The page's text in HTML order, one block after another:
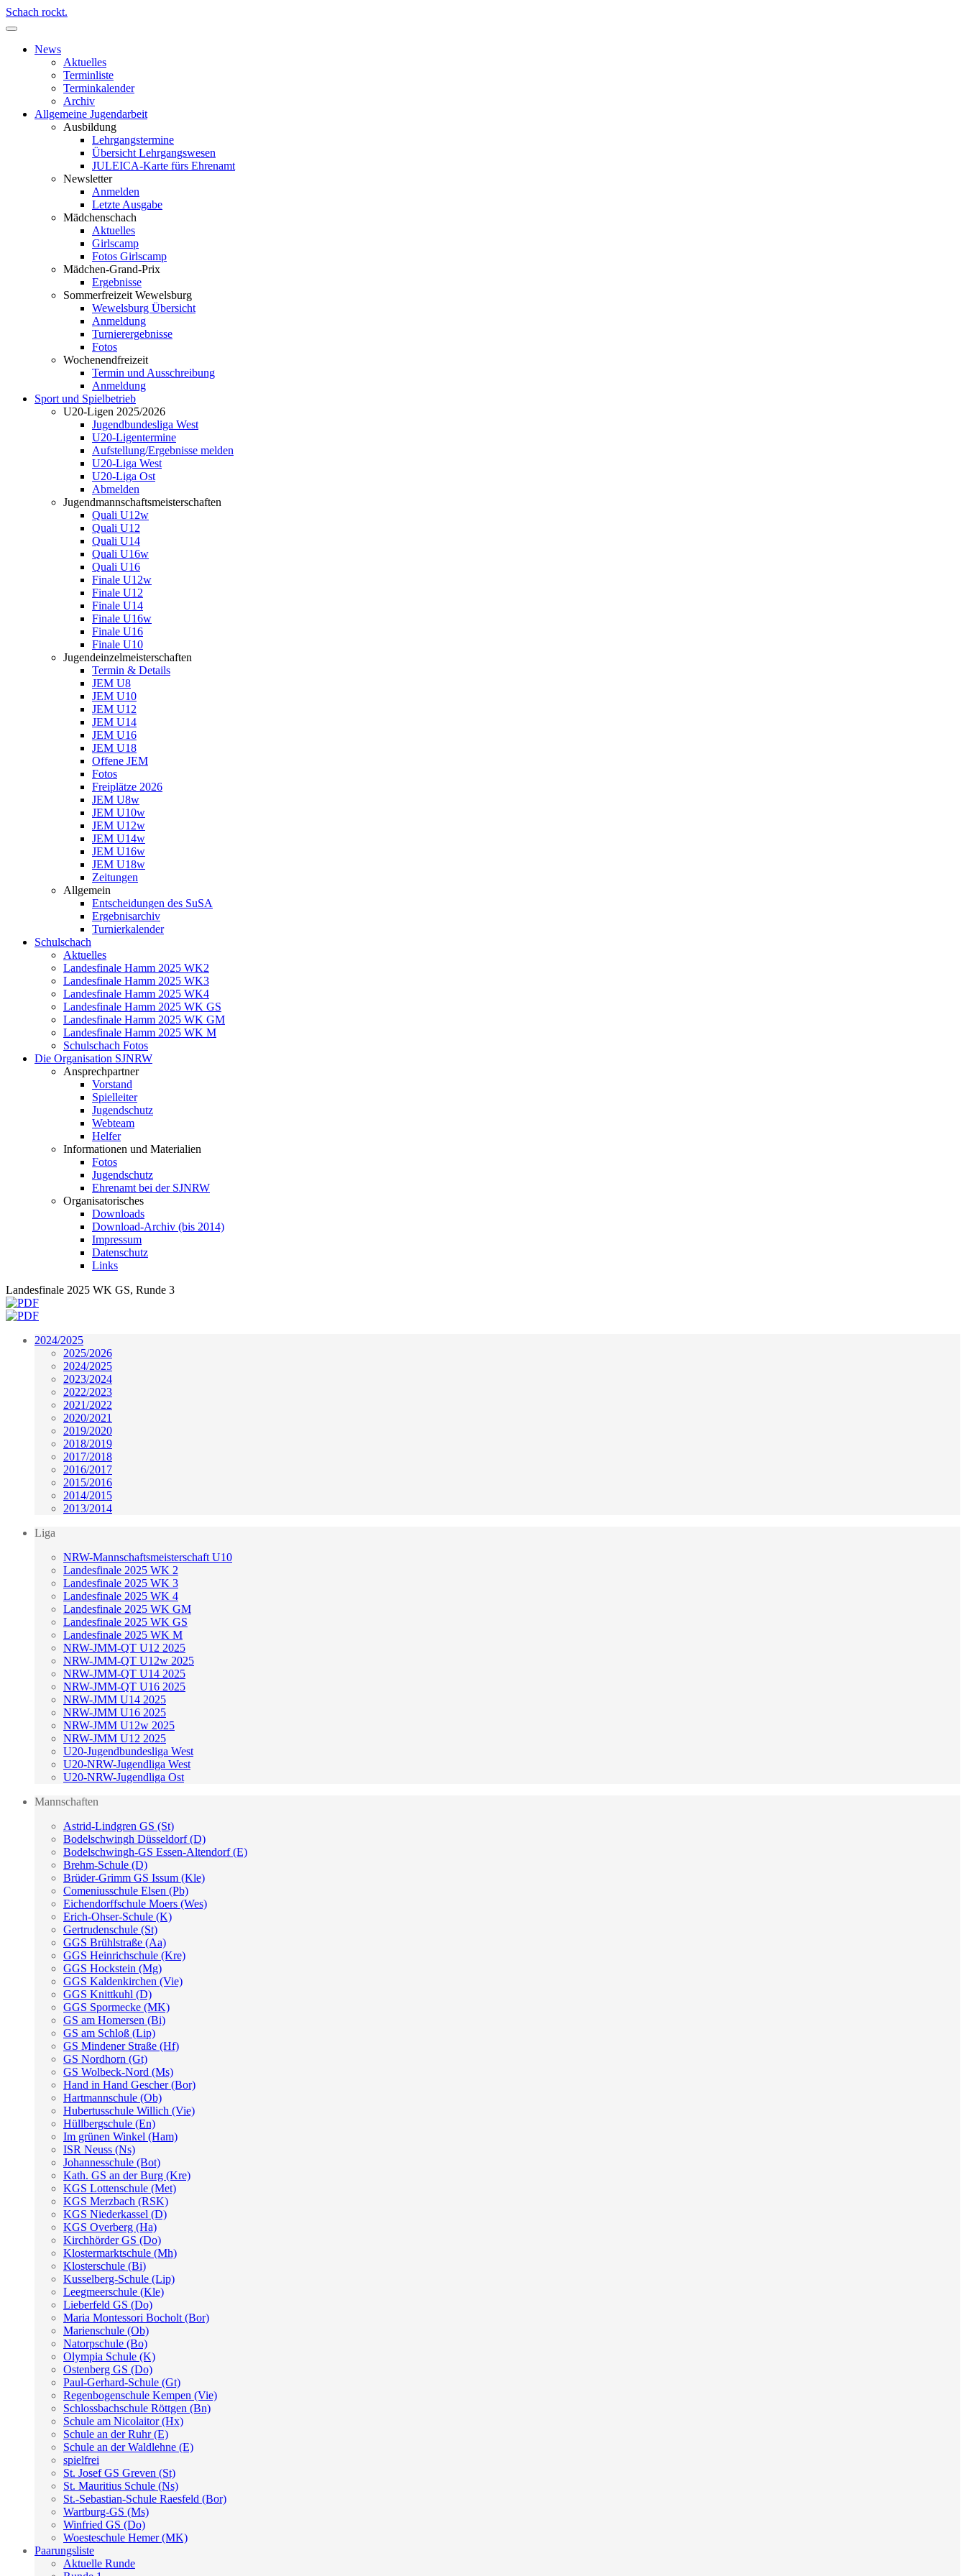
Schach rockt.
News
Aktuelles
Terminliste
Terminkalender
Archiv
Allgemeine Jugendarbeit
Ausbildung
Lehrgangstermine
Übersicht Lehrgangswesen
JULEICA-Karte fürs Ehrenamt
Newsletter
Anmelden
Letzte Ausgabe
Mädchenschach
Aktuelles
Girlscamp
Fotos Girlscamp
Mädchen-Grand-Prix
Ergebnisse
Sommerfreizeit Wewelsburg
Wewelsburg Übersicht
Anmeldung
Turnierergebnisse
Fotos
Wochenendfreizeit
Termin und Ausschreibung
Anmeldung
Sport und Spielbetrieb
U20-Ligen 2025/2026
Jugendbundesliga West
U20-Ligentermine
Aufstellung/Ergebnisse melden
U20-Liga West
U20-Liga Ost
Abmelden
Jugendmannschaftsmeisterschaften
Quali U12w
Quali U12
Quali U14
Quali U16w
Quali U16
Finale U12w
Finale U12
Finale U14
Finale U16w
Finale U16
Finale U10
Jugendeinzelmeisterschaften
Termin & Details
JEM U8
JEM U10
JEM U12
JEM U14
JEM U16
JEM U18
Offene JEM
Fotos
Freiplätze 2026
JEM U8w
JEM U10w
JEM U12w
JEM U14w
JEM U16w
JEM U18w
Zeitungen
Allgemein
Entscheidungen des SuSA
Ergebnisarchiv
Turnierkalender
Schulschach
Aktuelles
Landesfinale Hamm 2025 WK2
Landesfinale Hamm 2025 WK3
Landesfinale Hamm 2025 WK4
Landesfinale Hamm 2025 WK GS
Landesfinale Hamm 2025 WK GM
Landesfinale Hamm 2025 WK M
Schulschach Fotos
Die Organisation SJNRW
Ansprechpartner
Vorstand
Spielleiter
Jugendschutz
Webteam
Helfer
Informationen und Materialien
Fotos
Jugendschutz
Ehrenamt bei der SJNRW
Organisatorisches
Downloads
Download-Archiv (bis 2014)
Impressum
Datenschutz
Links
Landesfinale 2025 WK GS, Runde 3
2024/2025
2025/2026
2024/2025
2023/2024
2022/2023
2021/2022
2020/2021
2019/2020
2018/2019
2017/2018
2016/2017
2015/2016
2014/2015
2013/2014
Liga
NRW-Mannschaftsmeisterschaft U10
Landesfinale 2025 WK 2
Landesfinale 2025 WK 3
Landesfinale 2025 WK 4
Landesfinale 2025 WK GM
Landesfinale 2025 WK GS
Landesfinale 2025 WK M
NRW-JMM-QT U12 2025
NRW-JMM-QT U12w 2025
NRW-JMM-QT U14 2025
NRW-JMM-QT U16 2025
NRW-JMM U14 2025
NRW-JMM U16 2025
NRW-JMM U12w 2025
NRW-JMM U12 2025
U20-Jugendbundesliga West
U20-NRW-Jugendliga West
U20-NRW-Jugendliga Ost
Mannschaften
Astrid-Lindgren GS (St)
Bodelschwingh Düsseldorf (D)
Bodelschwingh-GS Essen-Altendorf (E)
Brehm-Schule (D)
Brüder-Grimm GS Issum (Kle)
Comeniusschule Elsen (Pb)
Eichendorffschule Moers (Wes)
Erich-Ohser-Schule (K)
Gertrudenschule (St)
GGS Brühlstraße (Aa)
GGS Heinrichschule (Kre)
GGS Hockstein (Mg)
GGS Kaldenkirchen (Vie)
GGS Knittkuhl (D)
GGS Spormecke (MK)
GS am Homersen (Bi)
GS am Schloß (Lip)
GS Mindener Straße (Hf)
GS Nordhorn (Gt)
GS Wolbeck-Nord (Ms)
Hand in Hand Gescher (Bor)
Hartmannschule (Ob)
Hubertusschule Willich (Vie)
Hüllbergschule (En)
Im grünen Winkel (Ham)
ISR Neuss (Ns)
Johannesschule (Bot)
Kath. GS an der Burg (Kre)
KGS Lottenschule (Met)
KGS Merzbach (RSK)
KGS Niederkassel (D)
KGS Overberg (Ha)
Kirchhörder GS (Do)
Klostermarktschule (Mh)
Klosterschule (Bi)
Kusselberg-Schule (Lip)
Leegmeerschule (Kle)
Lieberfeld GS (Do)
Maria Montessori Bocholt (Bor)
Marienschule (Ob)
Natorpschule (Bo)
Olympia Schule (K)
Ostenberg GS (Do)
Paul-Gerhard-Schule (Gt)
Regenbogenschule Kempen (Vie)
Schlossbachschule Röttgen (Bn)
Schule am Nicolaitor (Hx)
Schule an der Ruhr (E)
Schule an der Waldlehne (E)
spielfrei
St. Josef GS Greven (St)
St. Mauritius Schule (Ns)
St.-Sebastian-Schule Raesfeld (Bor)
Wartburg-GS (Ms)
Winfried GS (Do)
Woesteschule Hemer (MK)
Paarungsliste
Aktuelle Runde